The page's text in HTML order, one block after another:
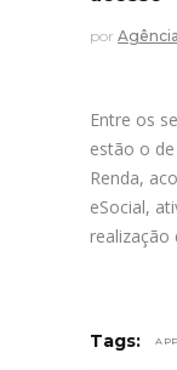
por
Entre os
estão o
Renda,
eSocial,
realização
Tags: APP